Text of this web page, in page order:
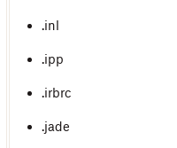
.inl
.ipp
.irbrc
.jade